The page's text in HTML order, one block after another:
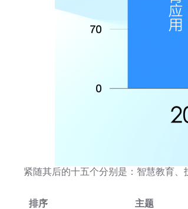
紧随其后的十五个分别是：智慧教育、
排序 主题